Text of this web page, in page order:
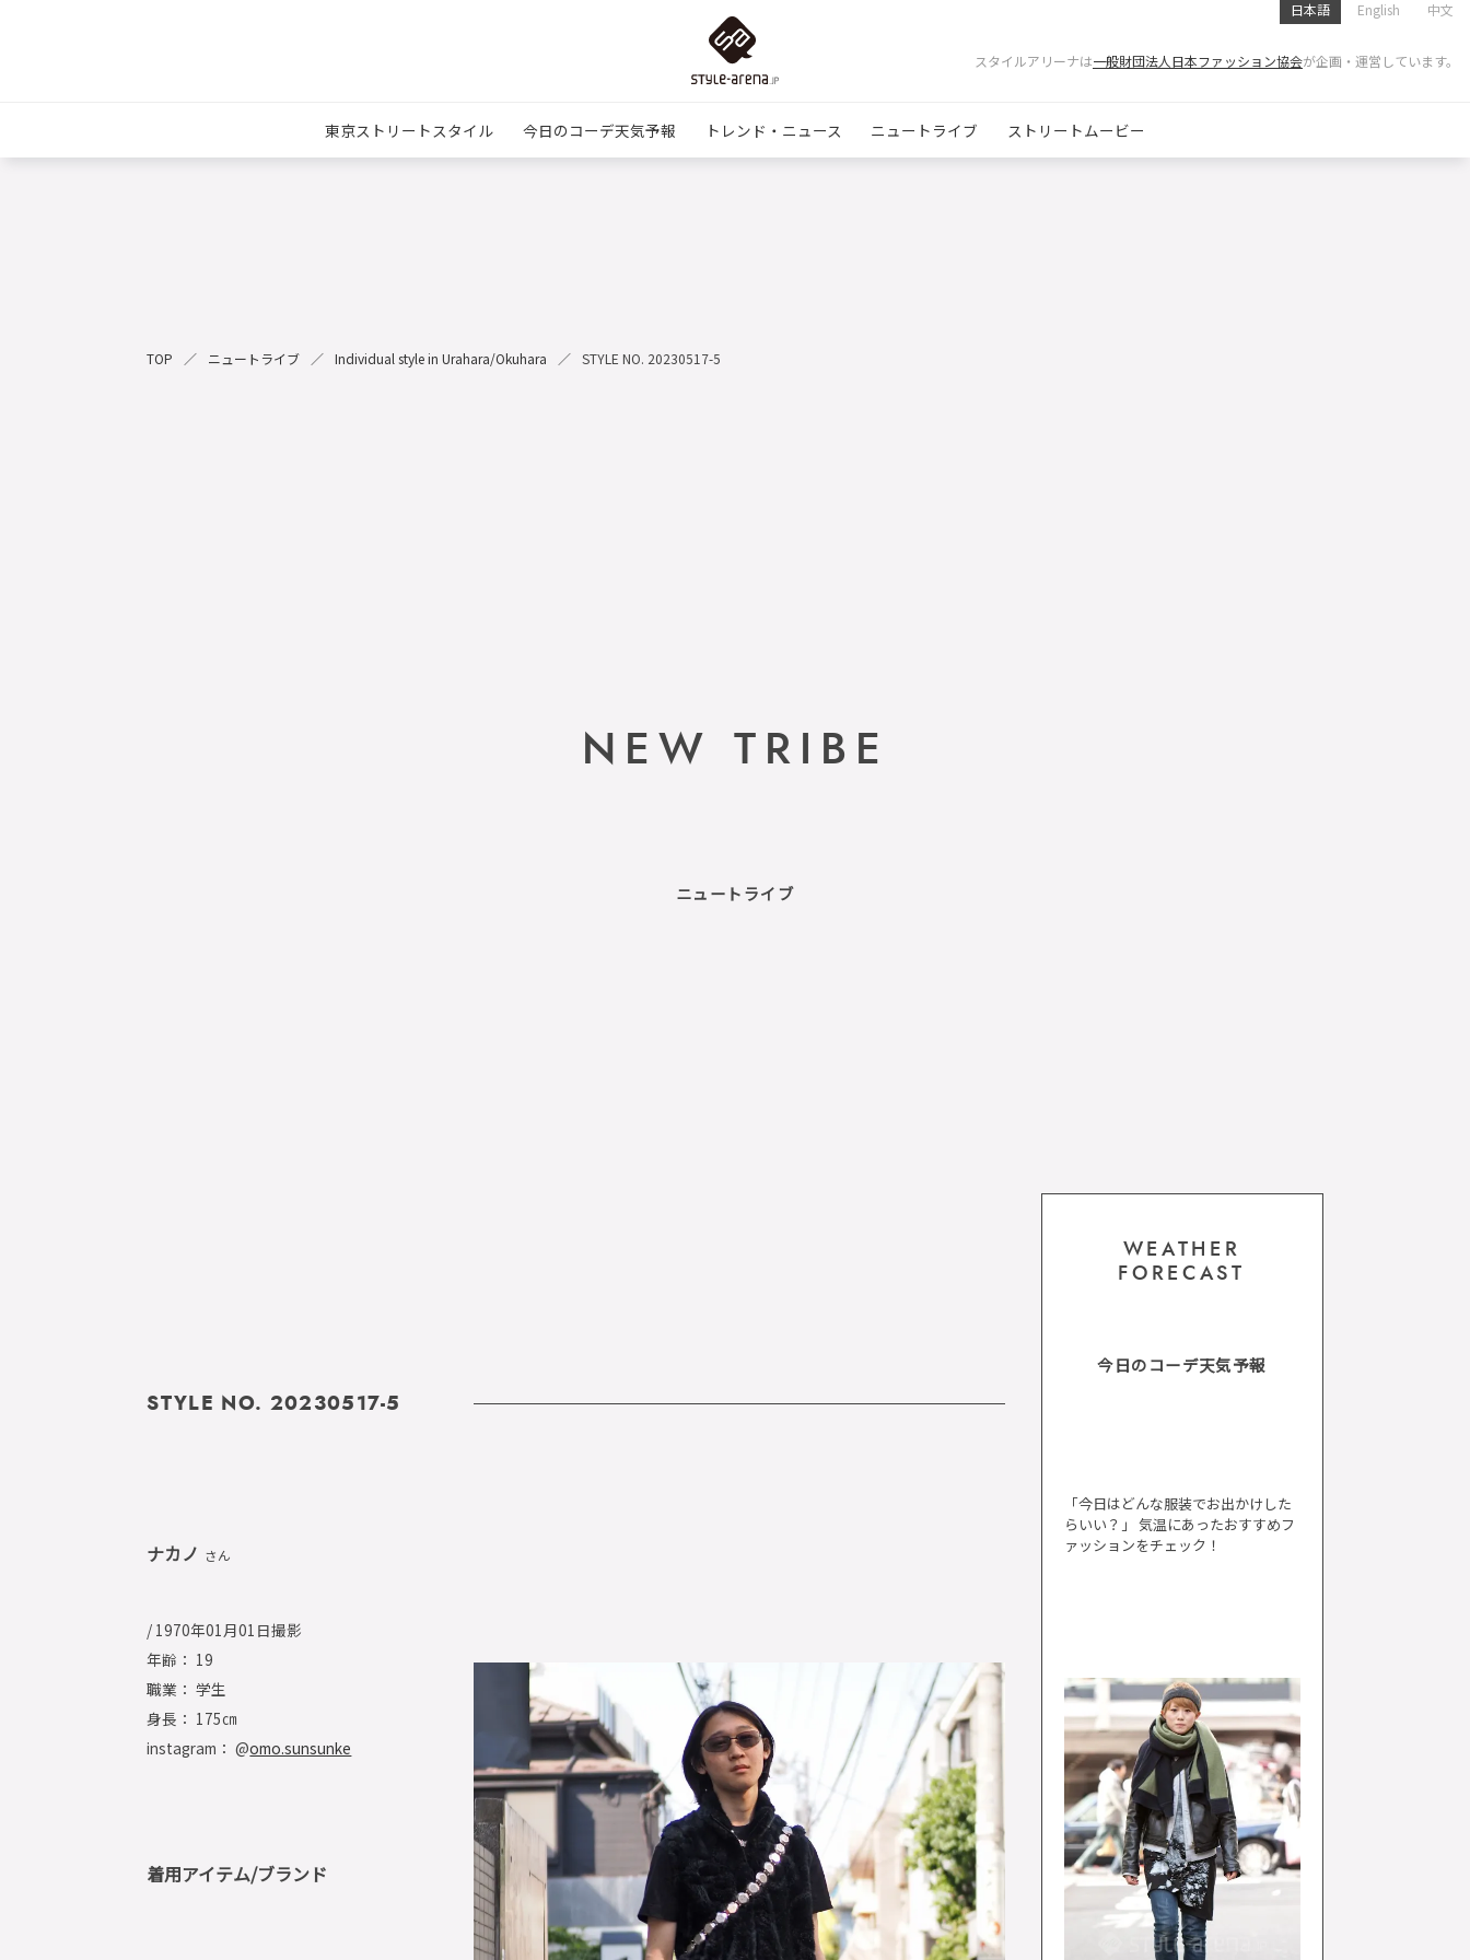
日本語 English 中文
スタイルアリーナは一般財団法人日本ファッション協会が企画・運営しています。
東京ストリートスタイル 今日のコーデ天気予報 トレンド・ニュース ニュートライブ ストリートムービー
TOP ニュートライブ Individual style in Urahara/Okuhara STYLE NO. 20230517-5
NEW TRIBE
ニュートライブ
STYLE NO. 20230517-5
ナカノ さん
/ 1970年01月01日撮影
年齢： 19
職業： 学生
身長： 175㎝
instagram： @omo.sunsunke
着用アイテム/ブランド
WEATHER
FORECAST
今日のコーデ天気予報
「今日はどんな服装でお出かけした
らいい？」 気温にあったおすすめフ
ァッションをチェック！